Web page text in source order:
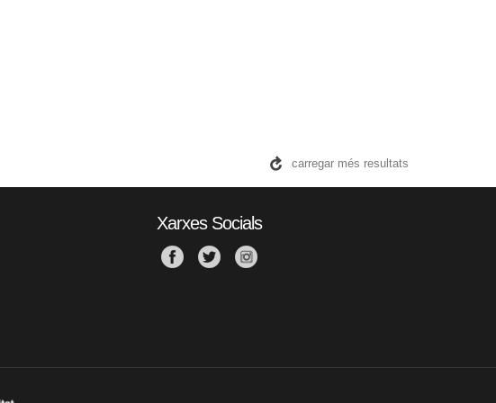
carregar més resultats
Xarxes Socials